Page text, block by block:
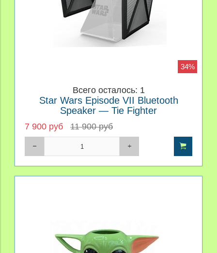
34%
Всего осталось: 1
Star Wars Episode VII Bluetooth
Speaker — Tie Fighter
7 900 руб 11 900 руб